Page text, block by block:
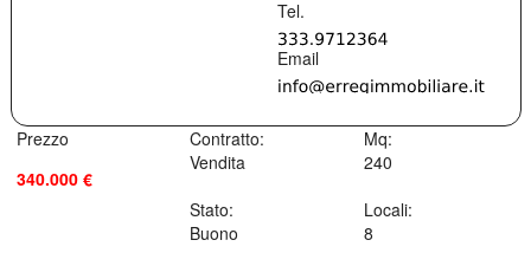
Prezzo
340.000 €
Contratto:
Vendita
Mq:
240
Stato:
Buono
Locali:
8